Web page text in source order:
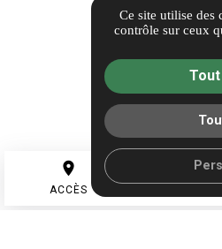
place
ACCÈS
call
Suivez-nous
Guide
Informations
Mentions
Politique de
Ce site utilise des
contrôle sur ceux